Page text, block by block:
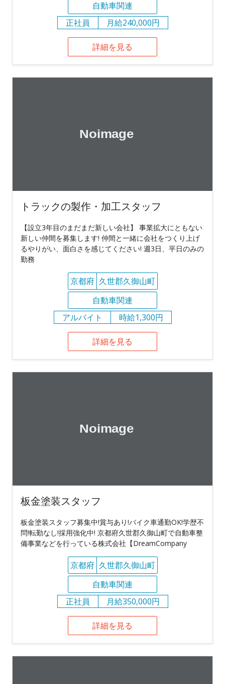
自動車関連
正社員
月給240,000円
詳細を見る
トラックの製作・加工スタッフ
【設立3年目のまだまだ新しい会社】 事業拡大にともない
新しい仲間を募集します! 仲間と一緒に会社をつくり上げ
るやりがい、面白さを感じてください! 週3日、平日のみの
勤務
京都府 久世郡久御山町
自動車関連
アルバイト
時給1,300円
詳細を見る
板金塗装スタッフ
板金塗装スタッフ募集中!賞与あり!バイク車通勤OK!学歴不
問!転勤なし!採用強化中! 京都府久世郡久御山町で自動車整
備事業などを行っている株式会社【DreamCompany
京都府 久世郡久御山町
自動車関連
正社員
月給350,000円
詳細を見る